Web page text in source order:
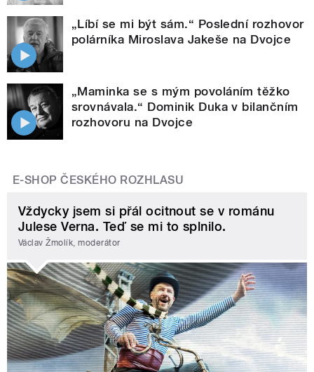
„Líbí se mi být sám.“ Poslední rozhovor
polárníka Miroslava Jakeše na Dvojce
„Maminka se s mým povoláním těžko
srovnávala.“ Dominik Duka v bilančním
rozhovoru na Dvojce
E-SHOP ČESKÉHO ROZHLASU
Vždycky jsem si přál ocitnout se v románu
Julese Verna. Teď se mi to splnilo.
Václav Žmolík, moderátor